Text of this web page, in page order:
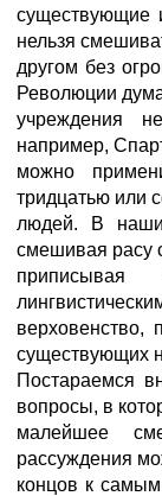
существующие
нельзя
другом без
Революции
учреждения
например,
можно
тридцатью или
людей. В
смешивая расу
приписывая
верховенство,
существующих
Постараемся
вопросы, в
малейшее
рассуждения
концов к